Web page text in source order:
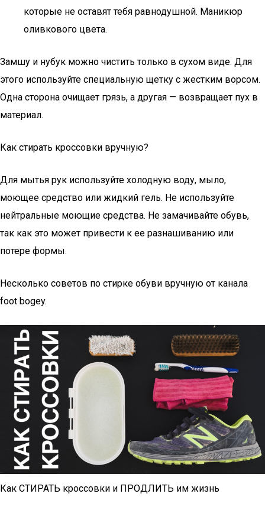
которые не оставят тебя равнодушной. Маникюр
оливкового цвета.
Замшу и нубук можно чистить только в сухом виде. Для
этого используйте специальную щетку с жестким ворсом.
Одна сторона очищает грязь, а другая — возвращает пух в
материал.
Как стирать кроссовки вручную?
Для мытья рук используйте холодную воду, мыло,
моющее средство или жидкий гель. Не используйте
нейтральные моющие средства. Не замачивайте обувь,
так как это может привести к ее разнашиванию или
потере формы.
Несколько советов по стирке обуви вручную от канала
foot bogey.
Как СТИРАТЬ кроссовки и ПРОДЛИТЬ им жизнь